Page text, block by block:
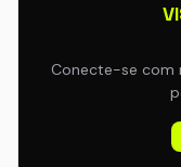
Conecte-se com